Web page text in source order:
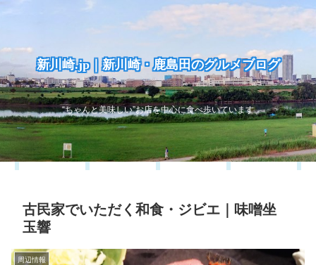
新川崎.jp｜新川崎・鹿島田のグルメブログ
“ちゃんと美味しい”お店を中心に食べ歩いています
古民家でいただく和食・ジビエ｜味噌坐
玉響
周辺情報